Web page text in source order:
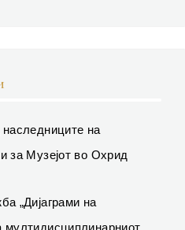
на
за Музејот во Охрид
„Дијаграми на